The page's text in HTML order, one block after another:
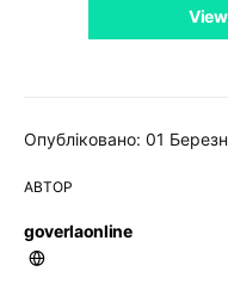
Опубліковано: 01
АВТОР
goverlaonline